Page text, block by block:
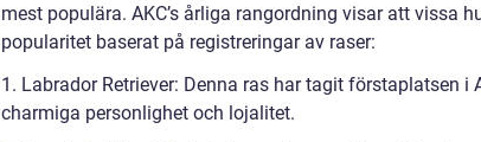
mest populära. AKC’s årliga rangordning visar att vissa
popularitet baserat på registreringar av raser:
1. Labrador Retriever: Denna ras har tagit förstaplatsen i
charmiga personlighet och lojalitet.